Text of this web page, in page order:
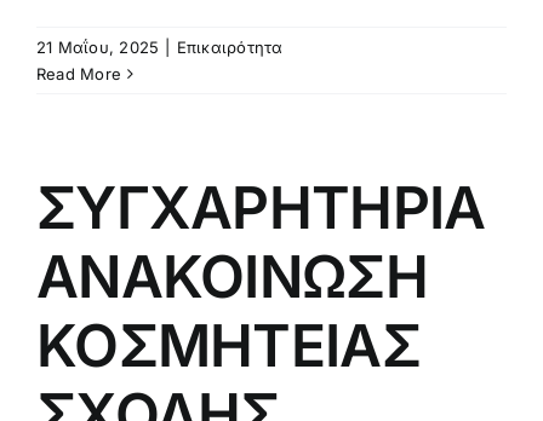
21 Μαΐου, 2025
Επικαιρότητα
Read More
ΣΥΓΧΑΡΗΤΗΡΙΑ
ΑΝΑΚΟΙΝΩΣΗ
ΚΟΣΜΗΤΕΙΑΣ